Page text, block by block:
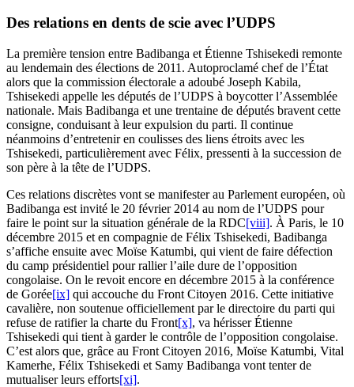
Des relations en dents de scie avec l’UDPS
La première tension entre Badibanga et Étienne Tshisekedi remonte
au lendemain des élections de 2011. Autoproclamé chef de l’État
alors que la commission électorale a adoubé Joseph Kabila,
Tshisekedi appelle les députés de l’UDPS à boycotter l’Assemblée
nationale. Mais Badibanga et une trentaine de députés bravent cette
consigne, conduisant à leur expulsion du parti. Il continue
néanmoins d’entretenir en coulisses des liens étroits avec les
Tshisekedi, particulièrement avec Félix, pressenti à la succession de
son père à la tête de l’UDPS.
Ces relations discrètes vont se manifester au Parlement européen, où
Badibanga est invité le 20 février 2014 au nom de l’UDPS pour
faire le point sur la situation générale de la RDC[viii]. À Paris, le 10
décembre 2015 et en compagnie de Félix Tshisekedi, Badibanga
s’affiche ensuite avec Moïse Katumbi, qui vient de faire défection
du camp présidentiel pour rallier l’aile dure de l’opposition
congolaise. On le revoit encore en décembre 2015 à la conférence
de Gorée[ix] qui accouche du Front Citoyen 2016. Cette initiative
cavalière, non soutenue officiellement par le directoire du parti qui
refuse de ratifier la charte du Front[x], va hérisser Étienne
Tshisekedi qui tient à garder le contrôle de l’opposition congolaise.
C’est alors que, grâce au Front Citoyen 2016, Moïse Katumbi, Vital
Kamerhe, Félix Tshisekedi et Samy Badibanga vont tenter de
mutualiser leurs efforts[xi].